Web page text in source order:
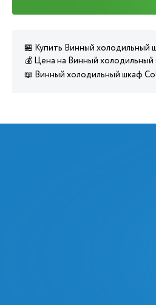
🏪 Купить Винный холодильный
💰 Цена на Винный холодильный
📖 Винный холодильный шкаф